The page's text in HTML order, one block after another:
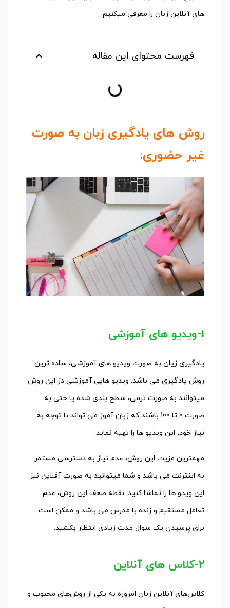
های آنلاین زبان را معرفی میکنیم.
فهرست محتوای این مقاله
روش های یادگیری زبان به صورت
غیر حضوری:
1-ویدیو های آموزشی
یادگیری زیان به صورت ویدیو های آموزشی، ساده ترین
روش یادگیری می باشد. ویدیو هایی آموزشی دز این روش
میتوانند به صورت ترمی، سطح بندی شده یا حتی به
صورت 0 تا 100 باشند که زبان آموز می تواند با توجه به
نیاز خود، این ویدیو ها را تهیه نماید.
مهمترین مزیت این روش، عدم نیاز به دسترسی مستمر
به اینترنت می باشد و شما میتوانید به صورت آفلاین نیز
این ویدو ها را تماشا کنید. نقطه صعف این روش، عدم
تعامل مستقیم و زنده با مدرس می باشد و ممکن است
برای پرسیدن یک سوال مدت زیادی انتظار بکشید.
2-کلاس های آنلاین
کلاس‌های آنلاین زبان امروزه به یکی از روش‌های محبوب و